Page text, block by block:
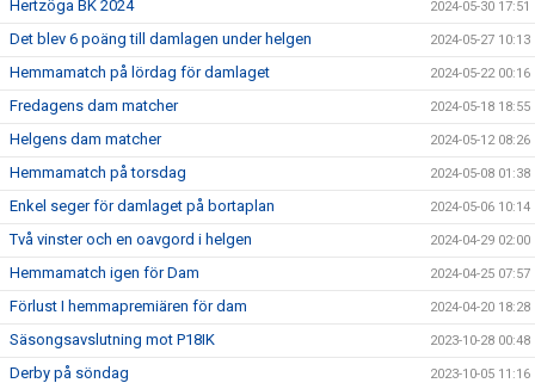
Hertzöga BK 2024 2024-05-30 17:51
Det blev 6 poäng till damlagen under helgen 2024-05-27 10:13
Hemmamatch på lördag för damlaget 2024-05-22 00:16
Fredagens dam matcher 2024-05-18 18:55
Helgens dam matcher 2024-05-12 08:26
Hemmamatch på torsdag 2024-05-08 01:38
Enkel seger för damlaget på bortaplan 2024-05-06 10:14
Två vinster och en oavgord i helgen 2024-04-29 02:00
Hemmamatch igen för Dam 2024-04-25 07:57
Förlust I hemmapremiären för dam 2024-04-20 18:28
Säsongsavslutning mot P18IK 2023-10-28 00:48
Derby på söndag 2023-10-05 11:16